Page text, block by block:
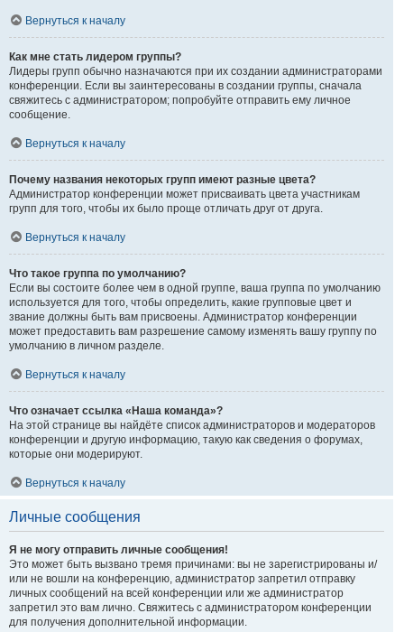
Вернуться к началу
Как мне стать лидером группы?
Лидеры групп обычно назначаются при их создании администраторами
конференции. Если вы заинтересованы в создании группы, сначала
свяжитесь с администратором; попробуйте отправить ему личное
сообщение.
Вернуться к началу
Почему названия некоторых групп имеют разные цвета?
Администратор конференции может присваивать цвета участникам
групп для того, чтобы их было проще отличать друг от друга.
Вернуться к началу
Что такое группа по умолчанию?
Если вы состоите более чем в одной группе, ваша группа по умолчанию
используется для того, чтобы определить, какие групповые цвет и
звание должны быть вам присвоены. Администратор конференции
может предоставить вам разрешение самому изменять вашу группу по
умолчанию в личном разделе.
Вернуться к началу
Что означает ссылка «Наша команда»?
На этой странице вы найдёте список администраторов и модераторов
конференции и другую информацию, такую как сведения о форумах,
которые они модерируют.
Вернуться к началу
Личные сообщения
Я не могу отправить личные сообщения!
Это может быть вызвано тремя причинами: вы не зарегистрированы и/
или не вошли на конференцию, администратор запретил отправку
личных сообщений на всей конференции или же администратор
запретил это вам лично. Свяжитесь с администратором конференции
для получения дополнительной информации.